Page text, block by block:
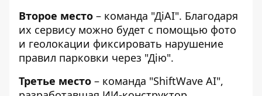
Второе место – команда "ДіАІ". Благодаря
их сервису можно будет с помощью фото
и геолокации фиксировать нарушение
правил парковки через "Дію".
Третье место – команда "ShiftWave AI",